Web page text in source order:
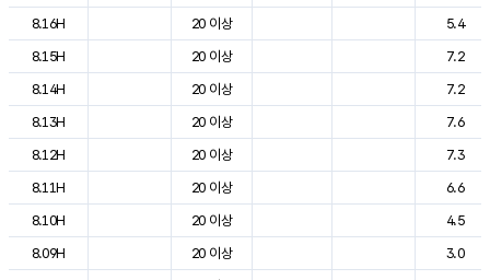
8.16H
20 이상
5.4
8.15H
20 이상
7.2
8.14H
20 이상
7.2
8.13H
20 이상
7.6
8.12H
20 이상
7.3
8.11H
20 이상
6.6
8.10H
20 이상
4.5
8.09H
20 이상
3.0